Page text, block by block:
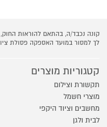
קונה נכבד/ה, בהתאם להוראות
לך למסור במועד האספקה פסולת
קטגוריות מוצרים
תקשורת וצילום
מוצרי חשמל
מחשבים וציוד היקפי
לבית ולגן